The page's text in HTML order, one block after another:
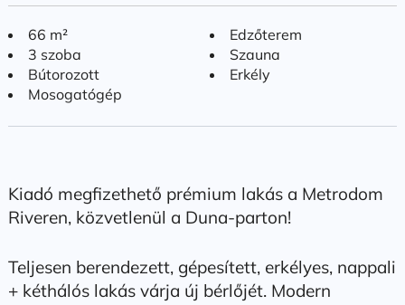
66 m²
3 szoba
Bútorozott
Mosogatógép
Edzőterem
Szauna
Erkély
Kiadó megfizethető prémium lakás a Metrodom
Riveren, közvetlenül a Duna-parton!
Teljesen berendezett, gépesített, erkélyes, nappali
+ kéthálós lakás várja új bérlőjét. Modern